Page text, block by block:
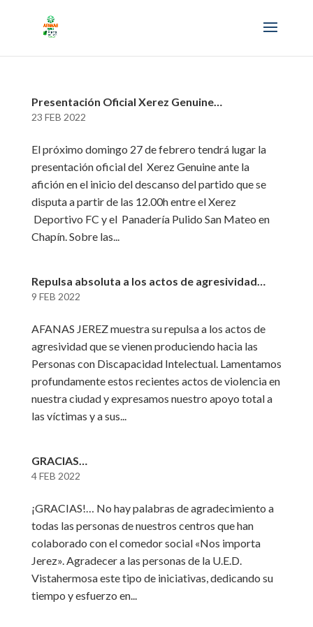
Presentación Oficial Xerez Genuine…
23 FEB 2022
El próximo domingo 27 de febrero tendrá lugar la
presentación oficial del Xerez Genuine ante la
afición en el inicio del descanso del partido que se
disputa a partir de las 12.00h entre el Xerez
Deportivo FC y el Panadería Pulido San Mateo en
Chapín. Sobre las...
Repulsa absoluta a los actos de agresividad…
9 FEB 2022
AFANAS JEREZ muestra su repulsa a los actos de
agresividad que se vienen produciendo hacia las
Personas con Discapacidad Intelectual. Lamentamos
profundamente estos recientes actos de violencia en
nuestra ciudad y expresamos nuestro apoyo total a
las víctimas y a sus...
GRACIAS…
4 FEB 2022
¡GRACIAS!… No hay palabras de agradecimiento a
todas las personas de nuestros centros que han
colaborado con el comedor social «Nos importa
Jerez». Agradecer a las personas de la U.E.D.
Vistahermosa este tipo de iniciativas, dedicando su
tiempo y esfuerzo en...